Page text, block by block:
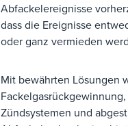
Abfackelereignisse
dass die Ereignisse
oder ganz vermieden
Mit bewährten Lösungen
Fackelgasrückgewinnung,
Zündsystemen und